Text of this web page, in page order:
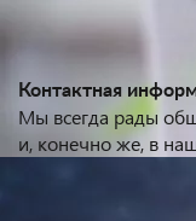
Контактная
Мы всегда рады
и, конечно же, в